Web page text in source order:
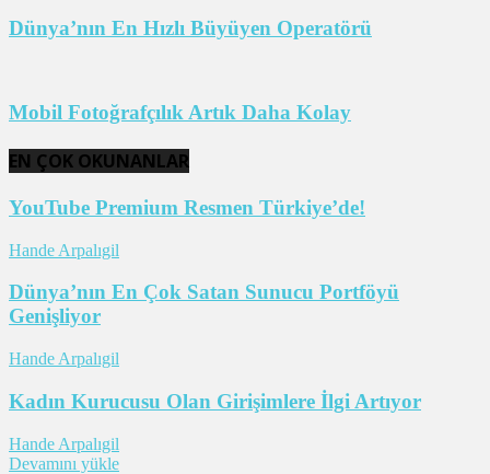
Dünya’nın En Hızlı Büyüyen Operatörü
Mobil Fotoğrafçılık Artık Daha Kolay
EN ÇOK OKUNANLAR
YouTube Premium Resmen Türkiye’de!
Hande Arpalıgil
Dünya’nın En Çok Satan Sunucu Portföyü
Genişliyor
Hande Arpalıgil
Kadın Kurucusu Olan Girişimlere İlgi Artıyor
Hande Arpalıgil
Devamını yükle